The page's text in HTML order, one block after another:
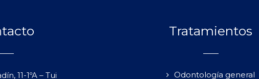
11-1ºA – Tui
Tratamientos
Odontología general